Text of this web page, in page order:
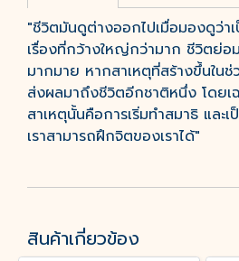
"ชีวิตมันดูต่างออกไปเมื่อมองดูว่า
เรื่องที่กว้างใหญ่กว่ามาก ชีวิตย่
มากมาย หากสาเหตุที่สร้างขึ้นใน
ส่งผลมาถึงชีวิตอีกชาติหนึ่ง โดยเ
สาเหตุนั้นคือการเริ่มทำสมาธิ และ
เราสามารถฝึกจิตของเราได้"
สินค้าเกี่ยวข้อง